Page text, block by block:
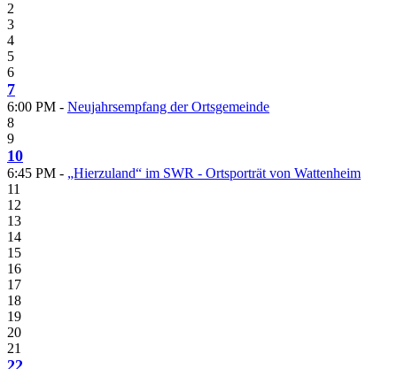
2
3
4
5
6
7
6:00 PM - Neujahrsempfang der Ortsgemeinde
8
9
10
6:45 PM - „Hierzuland“ im SWR - Ortsporträt von Wattenheim
11
12
13
14
15
16
17
18
19
20
21
22